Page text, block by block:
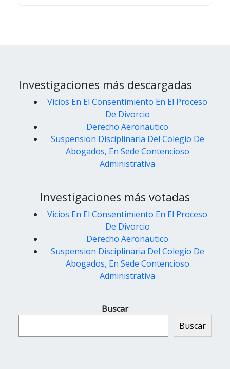
Investigaciones más descargadas
Vicios En El Consentimiento En El Proceso
De Divorcio
Derecho Aeronautico
Suspension Disciplinaria Del Colegio De
Abogados, En Sede Contencioso
Administrativa
Investigaciones más votadas
Vicios En El Consentimiento En El Proceso
De Divorcio
Derecho Aeronautico
Suspension Disciplinaria Del Colegio De
Abogados, En Sede Contencioso
Administrativa
Buscar
Buscar